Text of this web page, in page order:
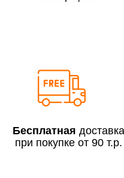
Сборка по Москве в
До 300 000 руб.
Свыше 300 000 руб.
Бесплатная доставка
при покупке от 90 т.р.